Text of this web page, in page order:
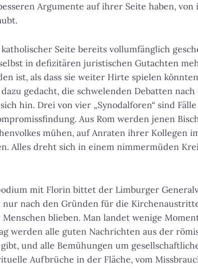
Argumente auf ihrer Seite haben,
Seite bereits vollumfänglich
in defizitären juristischen Gutachten
ist, als dass sie weiter Hirte spielen
gedacht, die schwelenden Debatten
hin. Drei von vier „Synodalforen“ sind
Aus Rom werden jenen
mühen, auf Anraten ihrer Kollegen
Alles dreht sich in einem nimmermüden
mit Florin bittet der Limburger
nur nach den Gründen für die
blieben. Man landet wenige
werden alle guten Nachrichten aus der
und alle Bemühungen um
Aufbrüche in der Fläche, vom